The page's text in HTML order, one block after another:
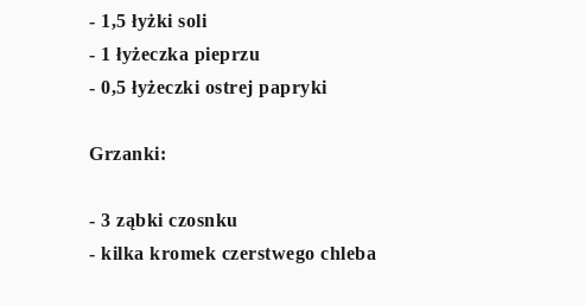
- 1,5 łyżki soli
- 1 łyżeczka pieprzu
- 0,5 łyżeczki ostrej papryki
Grzanki:
- 3 ząbki czosnku
- kilka kromek czerstwego chleba